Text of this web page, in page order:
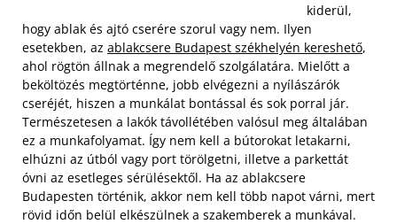
kiderül,
hogy ablak és ajtó cserére szorul vagy nem. Ilyen
esetekben, az ablakcsere Budapest székhelyén kereshető,
ahol rögtön állnak a megrendelő szolgálatára. Mielőtt a
beköltözés megtörténne, jobb elvégezni a nyílászárók
cseréjét, hiszen a munkálat bontással és sok porral jár.
Természetesen a lakók távollétében valósul meg általában
ez a munkafolyamat. Így nem kell a bútorokat letakarni,
elhúzni az útból vagy port törölgetni, illetve a parkettát
óvni az esetleges sérülésektől. Ha az ablakcsere
Budapesten történik, akkor nem kell több napot várni, mert
rövid időn belül elkészülnek a szakemberek a munkával.